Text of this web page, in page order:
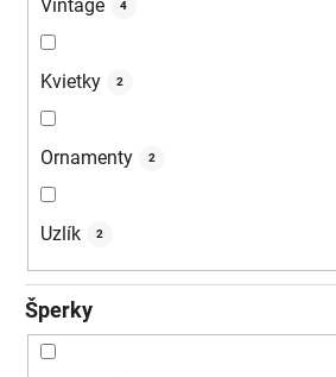
Vintage 4
Kvietky 2
Ornamenty 2
Uzlík 2
Šperky